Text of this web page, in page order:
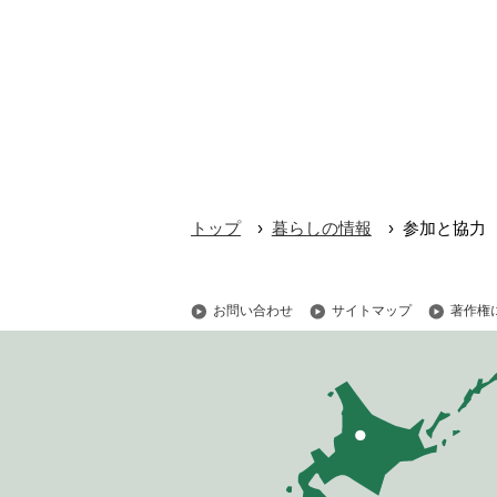
トップ › 暮らしの情報 › 参加と協力
お問い合わせ サイトマップ 著作権